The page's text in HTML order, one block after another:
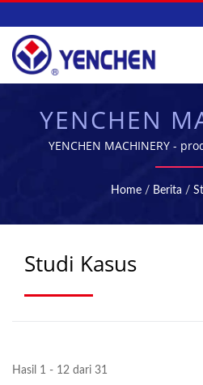
YENCHEN
CO.,
YENCHEN MACHINERY -
terkemuka di
Home / Berita /
Studi Kasus
Hasil 1 - 12 dari 31